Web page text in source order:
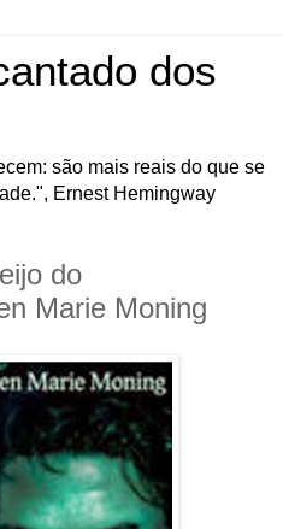
dos
são mais reais do que se
Ernest Hemingway
do
Marie Moning